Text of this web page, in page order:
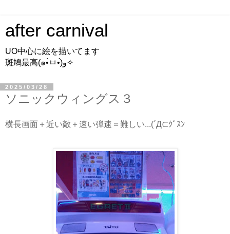
after carnival
UO中心に絵を描いてます
斑鳩最高(๑•̀ㅂ•́)و✧
2025/03/28
ソニックウィングス３
横長画面＋近い敵＋速い弾速＝難しい...(´Д⊂ｸﾞｽﾝ